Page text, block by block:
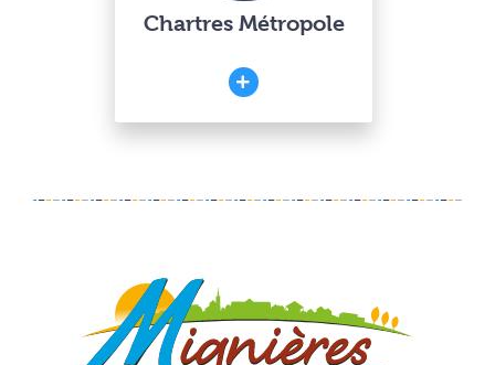
Chartres Métropole